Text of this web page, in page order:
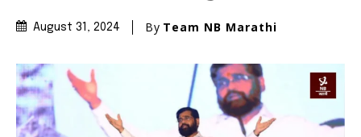
August 31, 2024 By Team NB Marathi